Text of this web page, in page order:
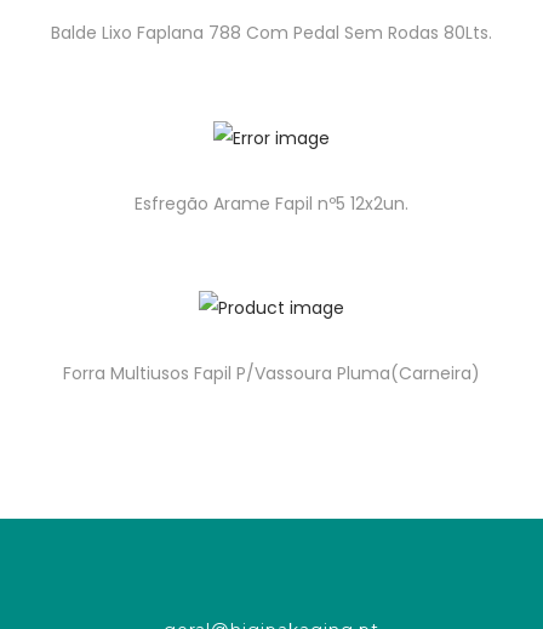
Balde Lixo Faplana 788 Com Pedal Sem Rodas 80Lts.
Esfregão Arame Fapil nº5 12x2un.
Forra Multiusos Fapil P/Vassoura Pluma(Carneira)